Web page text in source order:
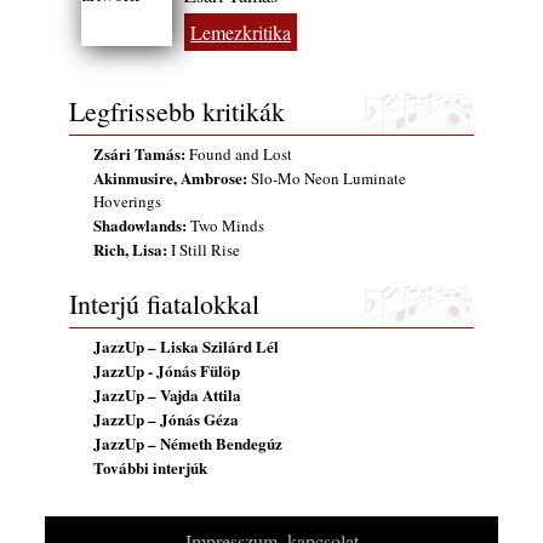
2026. augusztus 01.
2026-os jazzfesztiválok, amelyekről én is
(Sátoraljaújhely – 2026. augusztus 13-23.)
2026. augusztus 01.
Jazz-rock albumok 1986-ból - John Scofield
„Still Warm”
2026. augusztus 01.
Ma 40 éves Gyarmati Gábor és 54 éves
2026. augusztus 01.
Vér, tornádó és jazz – megjelent a Daveform
Quintet és Kurt Rosenwinkel közös
lemezének új előfutára, a Sharknado
2026. július 31.
A Grencsoport Lewis Jordan-nel a
2026. július 31.
Lemezkritika
Legfrissebb kritikák
Zsári Tamás:Found and Lost
Akinmusire, Ambrose:Slo-Mo Neon Luminate
Hoverings
Shadowlands:Two Minds
Rich, Lisa:I Still Rise
Interjú fiatalokkal
JazzUp – Liska Szilárd Lél
JazzUp - Jónás Fülöp
JazzUp – Vajda Attila
JazzUp – Jónás Géza
JazzUp – Németh Bendegúz
További interjúk